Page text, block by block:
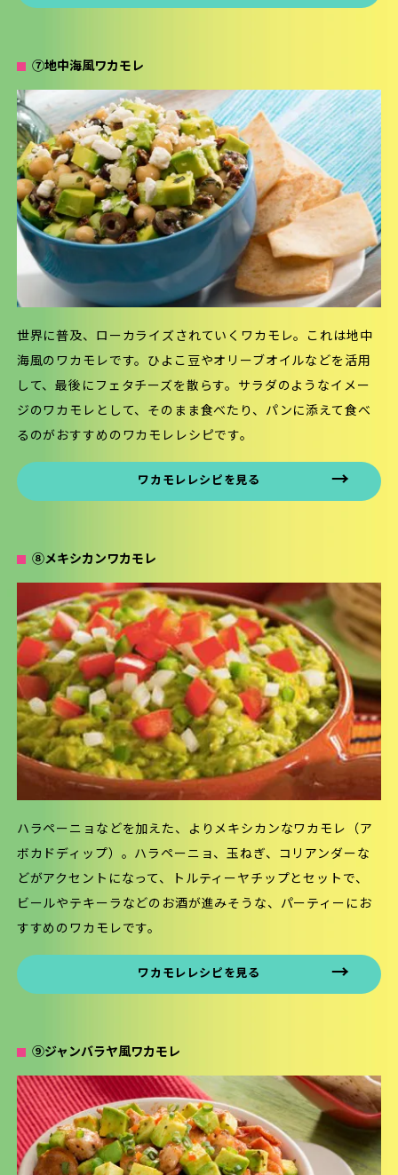
⑦地中海風ワカモレ
世界に普及、ローカライズされていくワカモレ。これは地中
海風のワカモレです。ひよこ豆やオリーブオイルなどを活用
して、最後にフェタチーズを散らす。サラダのようなイメー
ジのワカモレとして、そのまま食べたり、パンに添えて食べ
るのがおすすめのワカモレレシピです。
ワカモレレシピを見る
⑧メキシカンワカモレ
ハラペーニョなどを加えた、よりメキシカンなワカモレ（ア
ボカドディップ）。ハラペーニョ、玉ねぎ、コリアンダーな
どがアクセントになって、トルティーヤチップとセットで、
ビールやテキーラなどのお酒が進みそうな、パーティーにお
すすめのワカモレです。
ワカモレレシピを見る
⑨ジャンバラヤ風ワカモレ